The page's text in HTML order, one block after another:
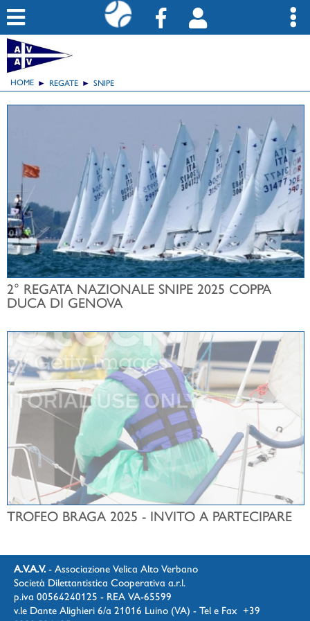
HOME REGATE SNIPE
2° REGATA NAZIONALE SNIPE 2025 COPPA
DUCA DI GENOVA
TROFEO BRAGA 2025 - INVITO A PARTECIPARE
A.V.A.V. - Associazione Velica Alto Verbano
Società Dilettantistica Cooperativa a.r.l.
p.iva 00564240125 - REA VA-65599
v.le Dante Alighieri 6/a 21016 Luino (VA) - Tel e Fax +39